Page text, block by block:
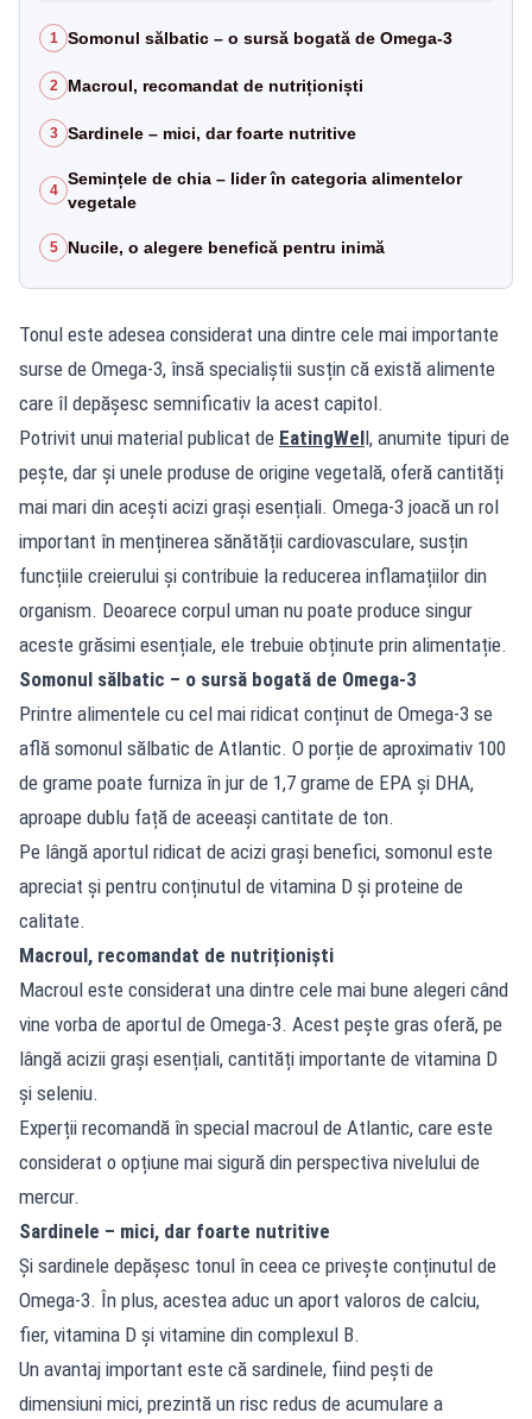
1 Somonul sălbatic – o sursă bogată de Omega-3
2 Macroul, recomandat de nutriționiști
3 Sardinele – mici, dar foarte nutritive
4
Semințele de chia – lider în categoria alimentelor
vegetale
5 Nucile, o alegere benefică pentru inimă
Tonul este adesea considerat una dintre cele mai importante
surse de Omega-3, însă specialiștii susțin că există alimente
care îl depășesc semnificativ la acest capitol.
Potrivit unui material publicat de EatingWell, anumite tipuri de
pește, dar și unele produse de origine vegetală, oferă cantități
mai mari din acești acizi grași esențiali. Omega-3 joacă un rol
important în menținerea sănătății cardiovasculare, susțin
funcțiile creierului și contribuie la reducerea inflamațiilor din
organism. Deoarece corpul uman nu poate produce singur
aceste grăsimi esențiale, ele trebuie obținute prin alimentație.
Somonul sălbatic – o sursă bogată de Omega-3
Printre alimentele cu cel mai ridicat conținut de Omega-3 se
află somonul sălbatic de Atlantic. O porție de aproximativ 100
de grame poate furniza în jur de 1,7 grame de EPA și DHA,
aproape dublu față de aceeași cantitate de ton.
Pe lângă aportul ridicat de acizi grași benefici, somonul este
apreciat și pentru conținutul de vitamina D și proteine de
calitate.
Macroul, recomandat de nutriționiști
Macroul este considerat una dintre cele mai bune alegeri când
vine vorba de aportul de Omega-3. Acest pește gras oferă, pe
lângă acizii grași esențiali, cantități importante de vitamina D
și seleniu.
Experții recomandă în special macroul de Atlantic, care este
considerat o opțiune mai sigură din perspectiva nivelului de
mercur.
Sardinele – mici, dar foarte nutritive
Și sardinele depășesc tonul în ceea ce privește conținutul de
Omega-3. În plus, acestea aduc un aport valoros de calciu,
fier, vitamina D și vitamine din complexul B.
Un avantaj important este că sardinele, fiind pești de
dimensiuni mici, prezintă un risc redus de acumulare a